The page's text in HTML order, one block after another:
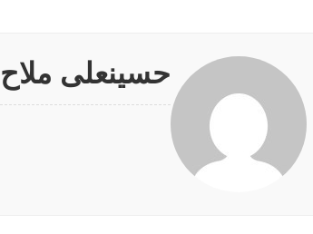
حسینعلی ملاح